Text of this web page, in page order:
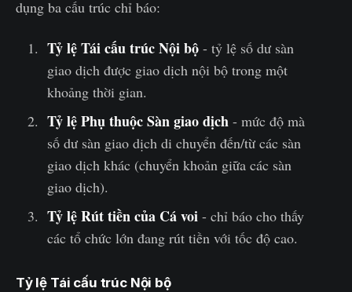
dụng ba cấu trúc chỉ báo:
Tỷ lệ Tái cấu trúc Nội bộ- tỷ lệ số dư sàn
giao dịch được giao dịch nội bộ trong một
khoảng thời gian.
Tỷ lệ Phụ thuộc Sàn giao dịch- mức độ mà
số dư sàn giao dịch di chuyển đến/từ các sàn
giao dịch khác (chuyển khoản giữa các sàn
giao dịch).
Tỷ lệ Rút tiền của Cá voi- chỉ báo cho thấy
các tổ chức lớn đang rút tiền với tốc độ cao.
Tỷ lệ Tái cấu trúc Nội bộ